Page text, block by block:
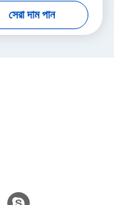
সেরা দাম পান